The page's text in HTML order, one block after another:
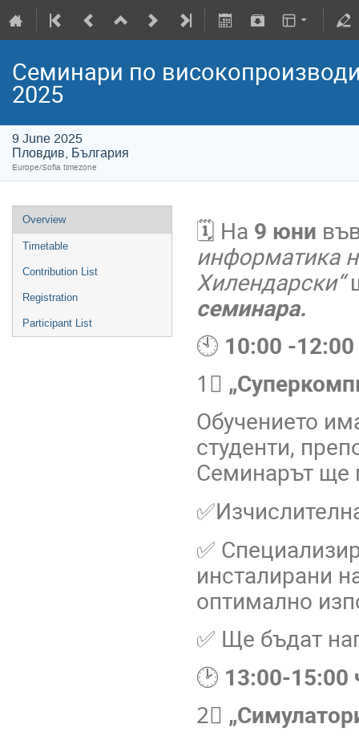
Семинари по
2025
9 June 2025
Пловдив, България
Europe/Sofia timezone
Overview
Timetable
Contribution List
Registration
Participant List
🗓 На 9 юни
информатика
Хилендарски“
семинара.
🕙 10:00 -
1⃣
Обучението
студенти,
Семинарът ще
✅ С
инсталирани
оптимално
✅ Ще бъдат
🕑 13:00-15:00
2⃣